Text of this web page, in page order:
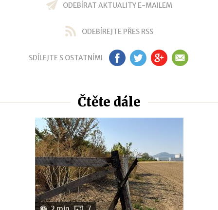
ODEBÍRAT AKTUALITY E-MAILEM
ODEBÍREJTE PŘES RSS
SDÍLEJTE S OSTATNÍMI FB TW GP EM
Čtěte dále